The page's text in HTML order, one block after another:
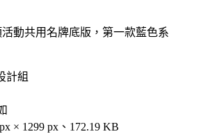
動共用名牌底版，第一款藍色系
計組
× 1299 px、172.19 KB